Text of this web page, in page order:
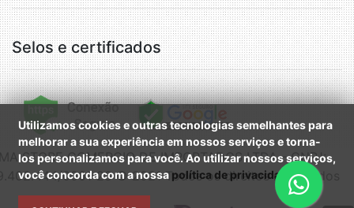
Selos e certificados
STORE COMERCIO DE IMPORTADOS LTDA - CNPJ:
0001-28 © 2021 Todos os direitos reservados
Utilizamos cookies e outras tecnologias semelhantes para
melhorar a sua experiência em nossos serviços e torna-
los personalizamos para você. Ao utilizar nossos serviços,
você concorda com a nossa política de privacidade.